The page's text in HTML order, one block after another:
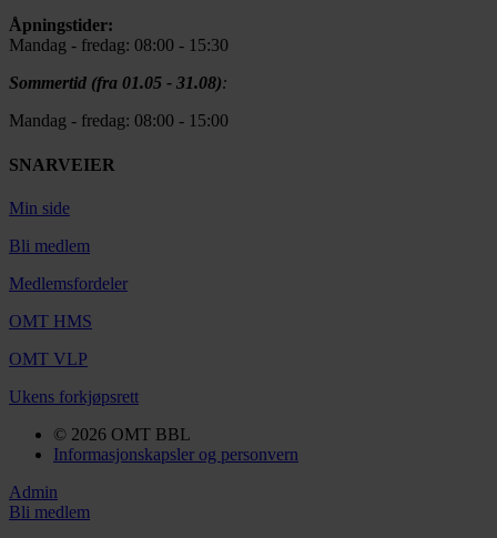
Åpningstider:
Mandag - fredag: 08:00 - 15:30
Sommertid (fra 01.05 - 31.08):
Mandag - fredag: 08:00 - 15:00
SNARVEIER
Min side
Bli medlem
Medlemsfordeler
OMT HMS
OMT VLP
Ukens forkjøpsrett
© 2026 OMT BBL
Informasjonskapsler og personvern
Admin
Bli medlem